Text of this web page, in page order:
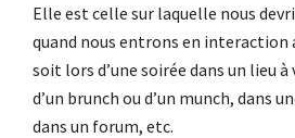
Elle est celle sur laquelle nous
quand nous entrons en interaction
soit lors d’une soirée dans un lieu
d’un brunch ou d’un munch, dans
dans un forum, etc.